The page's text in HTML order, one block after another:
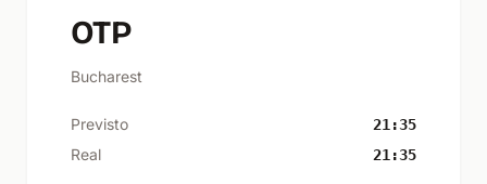
OTP
Bucharest
Previsto 21:35
Real 21:35